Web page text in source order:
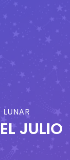
JULIO